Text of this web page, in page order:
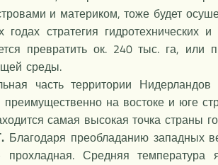
и материком, тоже будет
годах стратегия гидротехнических
превратить ок. 240 тыс. га,
среды.
часть территории
на востоке и юге
самая высокая точка страны
Благодаря преобладанию западных
Средняя